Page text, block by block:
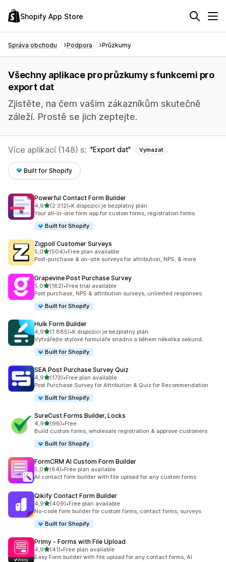
Shopify App Store
Správa obchodu Podpora Průzkumy
Všechny aplikace pro průzkumy s funkcemi pro
export dat
Zjistěte, na čem vašim zákazníkům skutečně
záleží. Prostě se jich zeptejte.
Více aplikací (148) s: Export dat Vymazat
Built for Shopify
Powerful Contact Form Builder
4,9z 5 hvězd
(2 312)
Celkový počet recenzí: 2312
•K dispozici je bezplatný plán
Your all-in-one form app for custom forms, registration forms
Built for Shopify
Zigpoll Customer Surveys
5,0z 5 hvězd
(504)
Celkový počet recenzí: 504
•Free plan available
Post-purchase & on-site surveys for attribution, NPS, & more
Grapevine Post Purchase Survey
5,0z 5 hvězd
(182)
Celkový počet recenzí: 182
•Free trial available
Post purchase, NPS & attribution surveys, unlimited responses
Built for Shopify
Hulk Form Builder
4,9z 5 hvězd
(1 885)
Celkový počet recenzí: 1885
•K dispozici je bezplatný plán
Vytvářejte stylové formuláře snadno a během několika sekund.
Built for Shopify
SEA Post Purchase Survey Quiz
4,9z 5 hvězd
(173)
Celkový počet recenzí: 173
•Free plan available
Post Purchase Survey for Attribution & Quiz for Recommendation
Built for Shopify
SureCust Forms Builder, Locks
4,9z 5 hvězd
(96)
Celkový počet recenzí: 96
•Free
Build custom forms, wholesale registration & approve customers
Built for Shopify
FormCRM AI Custom Form Builder
5,0z 5 hvězd
(64)
Celkový počet recenzí: 64
•Free plan available
AI contact form builder with file upload for any custom forms
Qikify Contact Form Builder
4,9z 5 hvězd
(409)
Celkový počet recenzí: 409
•Free plan available
No-code form builder for custom forms, contact forms, surveys
Built for Shopify
Primy ‑ Forms with File Upload
4,9z 5 hvězd
(41)
Celkový počet recenzí: 41
•Free plan available
Easy Form builder with file upload for any contact forms, AI